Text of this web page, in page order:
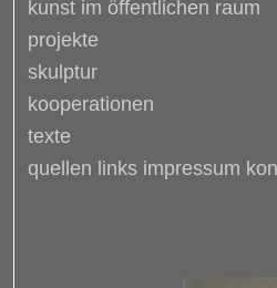
kunst im öffentlichen raum
projekte
skulptur
kooperationen
texte
quellen links impressum